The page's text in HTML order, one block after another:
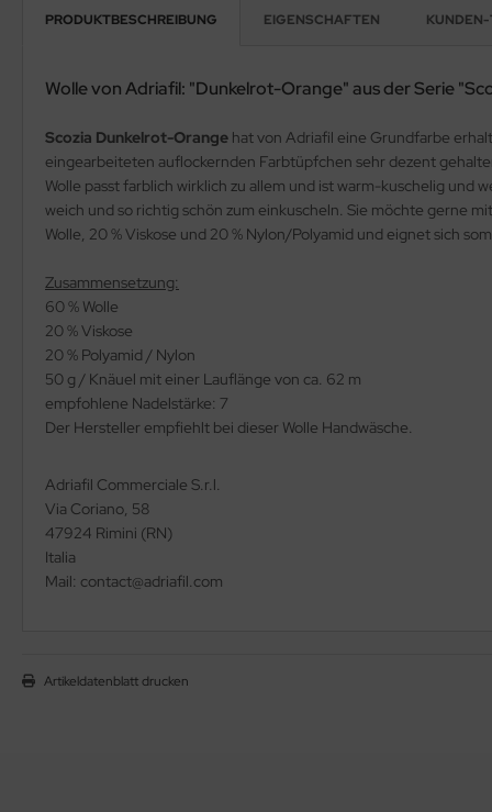
PRODUKTBESCHREIBUNG EIGENSCHAFTEN
Wolle von Adriafil: "Dunkelrot-Orange" aus der Serie
Scozia Dunkelrot-Orange hat von Adriafil eine Grundfarbe
eingearbeiteten auflockernden Farbtüpfchen sehr dezent
Wolle passt farblich wirklich zu allem und ist warm-kuschelig und
weich und so richtig schön zum einkuscheln. Sie möchte gerne
Wolle, 20 % Viskose und 20 % Nylon/Polyamid und eignet sich
Zusammensetzung:
60 % Wolle
20 % Viskose
20 % Polyamid / Nylon
50 g / Knäuel mit einer Lauflänge von ca. 62 m
empfohlene Nadelstärke: 7
Der Hersteller empfiehlt bei dieser Wolle Handwäsche.
Adriafil Commerciale S.r.l.
Via Coriano, 58
47924 Rimini (RN)
Italia
Mail: contact@adriafil.com
Artikeldatenblatt drucken